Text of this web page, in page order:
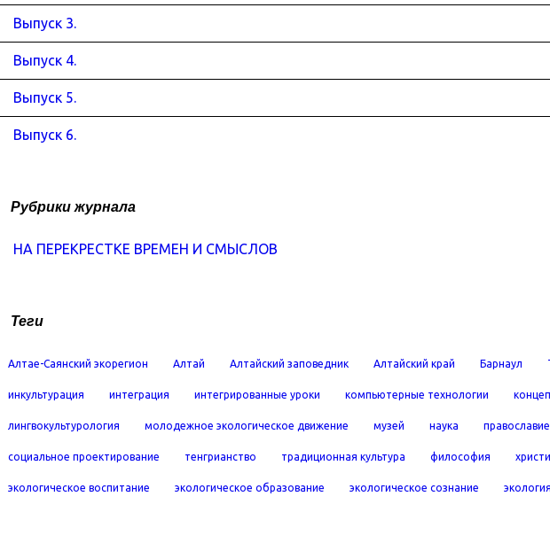
Выпуск 3.
Выпуск 4.
Выпуск 5.
Выпуск 6.
Рубрики журнала
НА ПЕРЕКРЕСТКЕ ВРЕМЕН И СМЫСЛОВ
Теги
Алтае-Саянский экорегион Алтай Алтайский заповедник Алтайский край Барнаул
инкультурация интеграция интегрированные уроки компьютерные технологии
лингвокультурология молодежное экологическое движение музей наука православие
социальное проектирование тенгрианство традиционная культура философия
экологическое воспитание экологическое образование экологическое сознание экология